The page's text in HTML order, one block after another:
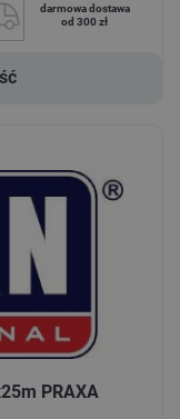
darmowa dostawa
od 300 zł
PRAXA